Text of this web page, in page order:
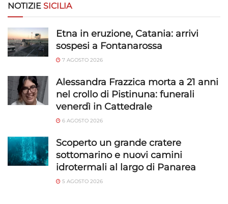
NOTIZIE SICILIA
Etna in eruzione, Catania: arrivi
sospesi a Fontanarossa
7 AGOSTO 2026
Alessandra Frazzica morta a 21 anni
nel crollo di Pistinuna: funerali
venerdì in Cattedrale
6 AGOSTO 2026
Scoperto un grande cratere
sottomarino e nuovi camini
idrotermali al largo di Panarea
5 AGOSTO 2026